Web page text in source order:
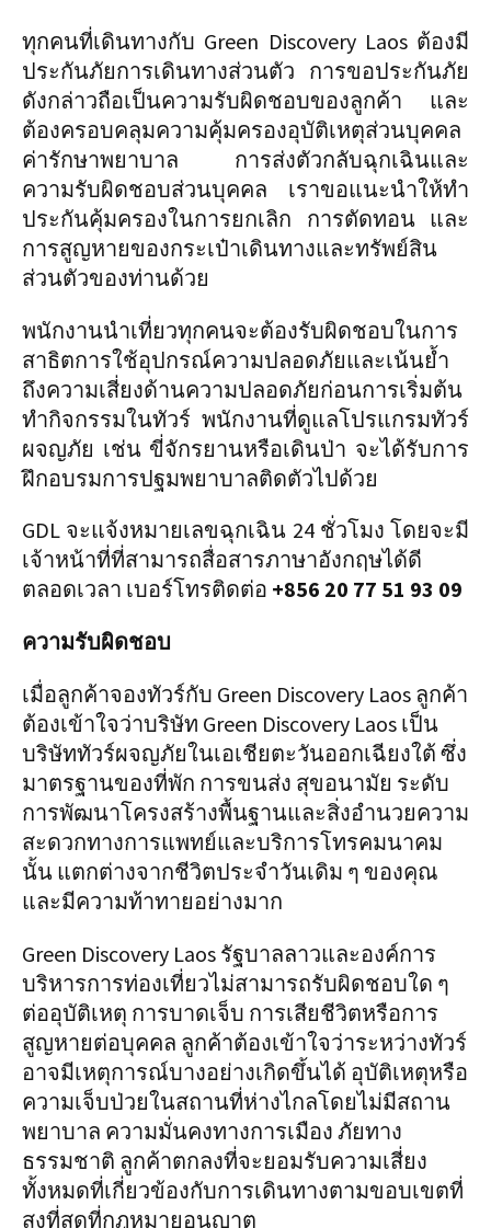
ทุกคนที่เดินทางกับ Green Discovery Laos ต้องมี
ประกันภัยการเดินทางส่วนตัว การขอประกันภัย
ดังกล่าวถือเป็นความรับผิดชอบของลูกค้า และ
ต้องครอบคลุมความคุ้มครองอุบัติเหตุส่วนบุคคล
ค่ารักษาพยาบาล การส่งตัวกลับฉุกเฉินและ
ความรับผิดชอบส่วนบุคคล เราขอแนะนำให้ทำ
ประกันคุ้มครองในการยกเลิก การตัดทอน และ
การสูญหายของกระเป๋าเดินทางและทรัพย์สิน
ส่วนตัวของท่านด้วย
พนักงานนำเที่ยวทุกคนจะต้องรับผิดชอบในการ
สาธิตการใช้อุปกรณ์ความปลอดภัยและเน้นย้ำ
ถึงความเสี่ยงด้านความปลอดภัยก่อนการเริ่มต้น
ทำกิจกรรมในทัวร์ พนักงานที่ดูแลโปรแกรมทัวร์
ผจญภัย เช่น ขี่จักรยานหรือเดินป่า จะได้รับการ
ฝึกอบรมการปฐมพยาบาลติดตัวไปด้วย
GDL จะแจ้งหมายเลขฉุกเฉิน 24 ชั่วโมง โดยจะมี
เจ้าหน้าที่ที่สามารถสื่อสารภาษาอังกฤษได้ดี
ตลอดเวลา เบอร์โทรติดต่อ +856 20 77 51 93 09
ความรับผิดชอบ
เมื่อลูกค้าจองทัวร์กับ Green Discovery Laos ลูกค้า
ต้องเข้าใจว่าบริษัท Green Discovery Laos เป็น
บริษัททัวร์ผจญภัยในเอเชียตะวันออกเฉียงใต้ ซึ่ง
มาตรฐานของที่พัก การขนส่ง สุขอนามัย ระดับ
การพัฒนาโครงสร้างพื้นฐานและสิ่งอำนวยความ
สะดวกทางการแพทย์และบริการโทรคมนาคม
นั้น แตกต่างจากชีวิตประจำวันเดิม ๆ ของคุณ
และมีความท้าทายอย่างมาก
Green Discovery Laos รัฐบาลลาวและองค์การ
บริหารการท่องเที่ยวไม่สามารถรับผิดชอบใด ๆ
ต่ออุบัติเหตุ การบาดเจ็บ การเสียชีวิตหรือการ
สูญหายต่อบุคคล ลูกค้าต้องเข้าใจว่าระหว่างทัวร์
อาจมีเหตุการณ์บางอย่างเกิดขึ้นได้ อุบัติเหตุหรือ
ความเจ็บป่วยในสถานที่ห่างไกลโดยไม่มีสถาน
พยาบาล ความมั่นคงทางการเมือง ภัยทาง
ธรรมชาติ ลูกค้าตกลงที่จะยอมรับความเสี่ยง
ทั้งหมดที่เกี่ยวข้องกับการเดินทางตามขอบเขตที่
สูงที่สุดที่กฎหมายอนุญาต